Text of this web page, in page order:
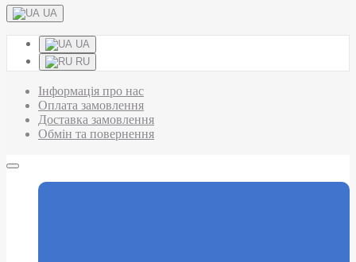
UA
UA
RU
Інформація про нас
Оплата замовлення
Доставка замовлення
Обмін та повернення